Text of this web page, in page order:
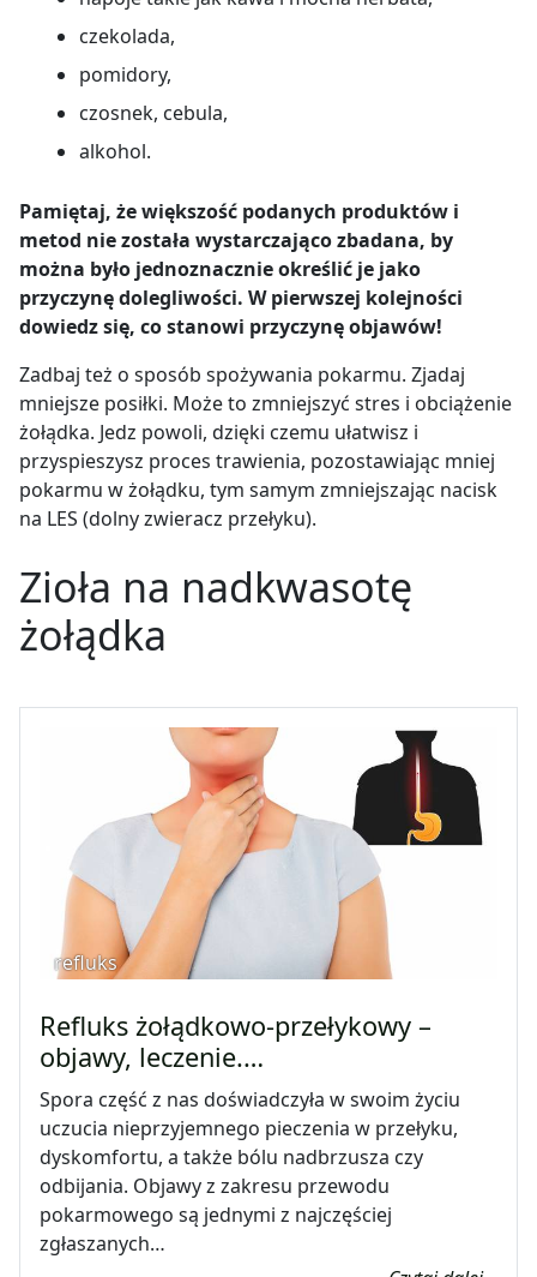
czekolada,
pomidory,
czosnek, cebula,
alkohol.
Pamiętaj, że większość podanych produktów i
metod nie została wystarczająco zbadana, by
można było jednoznacznie określić je jako
przyczynę dolegliwości. W pierwszej kolejności
dowiedz się, co stanowi przyczynę objawów!
Zadbaj też o sposób spożywania pokarmu. Zjadaj
mniejsze posiłki. Może to zmniejszyć stres i obciążenie
żołądka. Jedz powoli, dzięki czemu ułatwisz i
przyspieszysz proces trawienia, pozostawiając mniej
pokarmu w żołądku, tym samym zmniejszając nacisk
na LES (dolny zwieracz przełyku).
Zioła na nadkwasotę
żołądka
refluks
Refluks żołądkowo-przełykowy –
objawy, leczenie.…
Spora część z nas doświadczyła w swoim życiu
uczucia nieprzyjemnego pieczenia w przełyku,
dyskomfortu, a także bólu nadbrzusza czy
odbijania. Objawy z zakresu przewodu
pokarmowego są jednymi z najczęściej
zgłaszanych…